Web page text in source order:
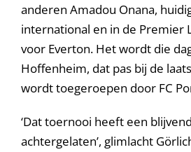
anderen Amadou Onana,
international en in de Premier
voor Everton. Het wordt die
Hoffenheim, dat pas bij de
wordt toegeroepen door FC
‘Dat toernooi heeft een
achtergelaten’, glimlacht